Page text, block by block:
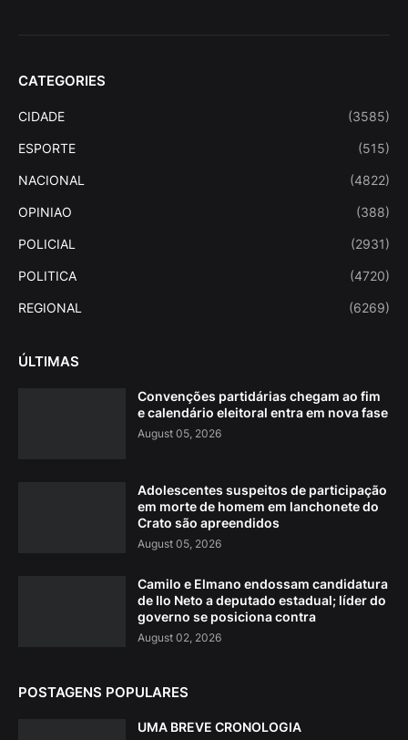
CATEGORIES
CIDADE (3585)
ESPORTE (515)
NACIONAL (4822)
OPINIAO (388)
POLICIAL (2931)
POLITICA (4720)
REGIONAL (6269)
ÚLTIMAS
Convenções partidárias chegam ao fim
e calendário eleitoral entra em nova fase
August 05, 2026
Adolescentes suspeitos de participação
em morte de homem em lanchonete do
Crato são apreendidos
August 05, 2026
Camilo e Elmano endossam candidatura
de Ilo Neto a deputado estadual; líder do
governo se posiciona contra
August 02, 2026
POSTAGENS POPULARES
UMA BREVE CRONOLOGIA